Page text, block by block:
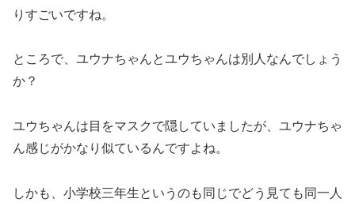
りすごいですね。
ところで、ユウナちゃんとユウちゃんは別人なんでしょう
か？
ユウちゃんは目をマスクで隠していましたが、ユウナちゃ
ん感じがかなり似ているんですよね。
しかも、小学校三年生というのも同じでどう見ても同一人